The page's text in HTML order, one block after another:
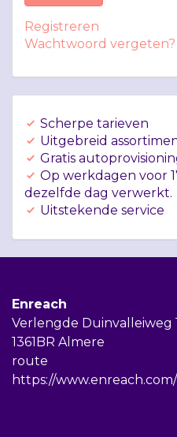
Registreren
Wachtwoord vergeten?
Scherpe tarieven
Uitgebreid
Gratis
Op werkdagen voor
dezelfde dag verwerkt.
Uitstekende service
Enreach
Verlengde Duinvalleiweg
1361BR Almere
route
https://www.enreach.com/